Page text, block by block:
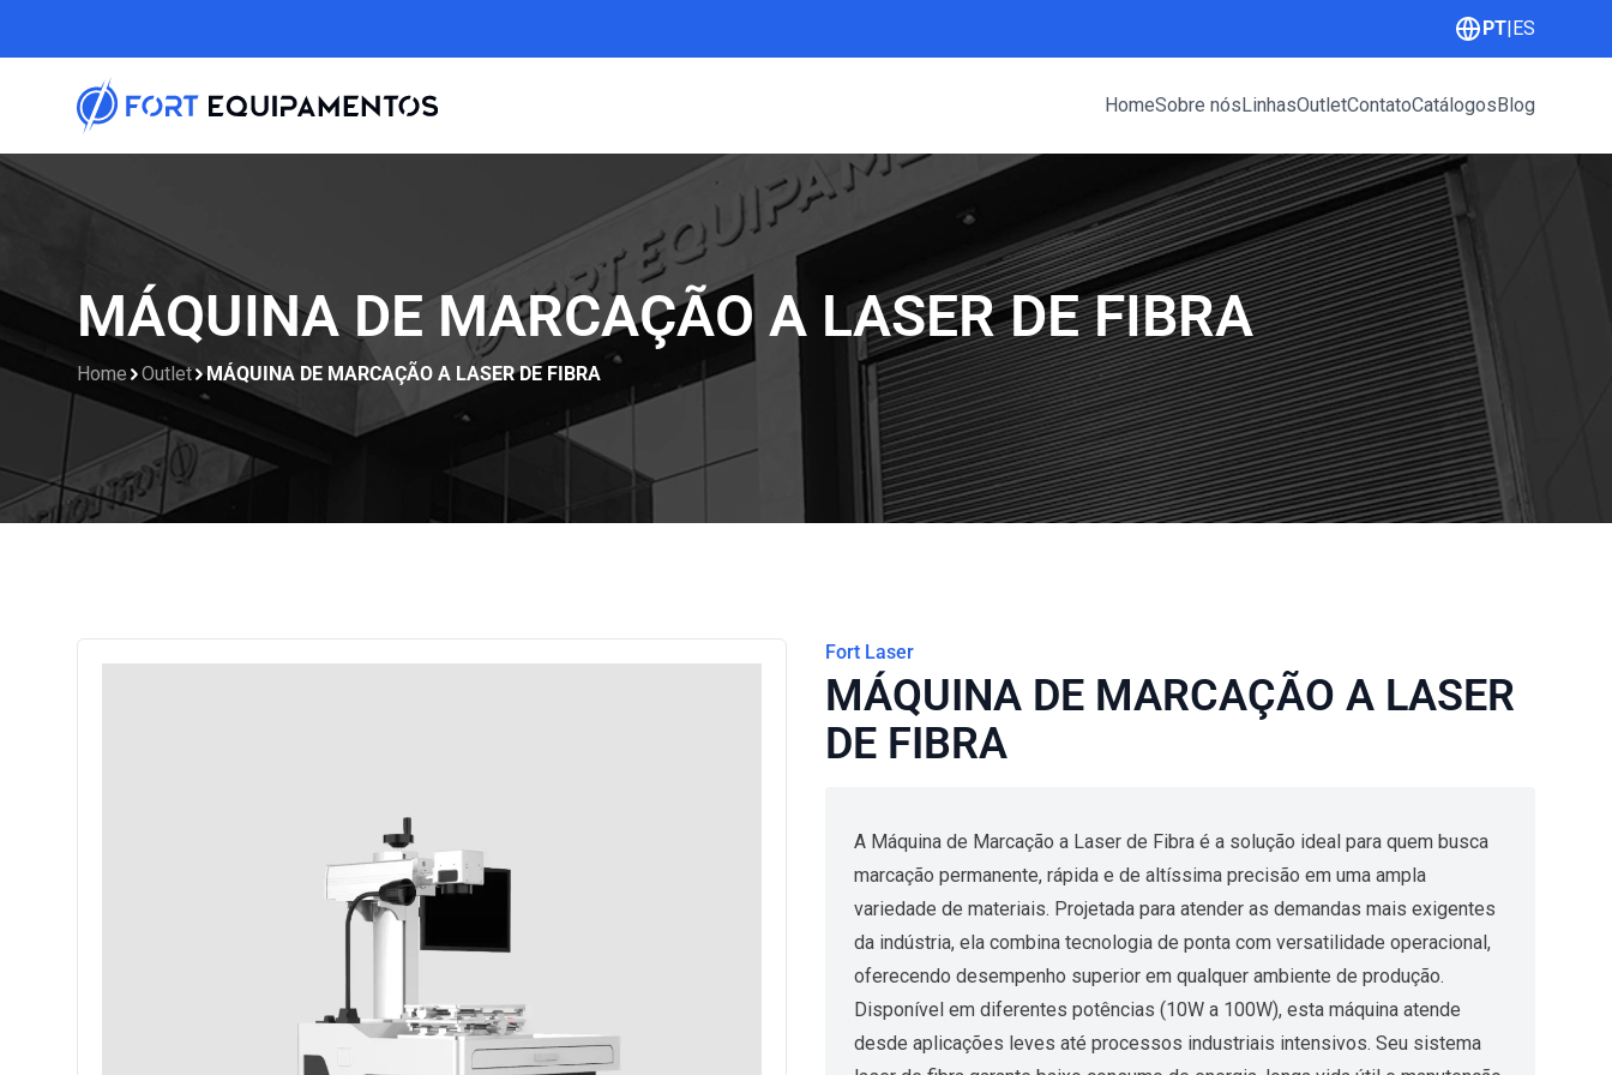
PT|ES
HomeSobre nósLinhasOutletContatoCatálogosBlog
MÁQUINA DE MARCAÇÃO A LASER DE FIBRA
Home Outlet MÁQUINA DE MARCAÇÃO A LASER DE FIBRA
Fort Laser
MÁQUINA DE MARCAÇÃO A LASER
DE FIBRA
A Máquina de Marcação a Laser de Fibra é a solução ideal para quem busca
marcação permanente, rápida e de altíssima precisão em uma ampla
variedade de materiais. Projetada para atender as demandas mais exigentes
da indústria, ela combina tecnologia de ponta com versatilidade operacional,
oferecendo desempenho superior em qualquer ambiente de produção.
Disponível em diferentes potências (10W a 100W), esta máquina atende
desde aplicações leves até processos industriais intensivos. Seu sistema